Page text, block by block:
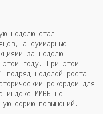
неделю стал
а суммарные
за неделю
этом году. При этом
подряд неделей роста
рекордом для
индекс ММВБ не
серию повышений.